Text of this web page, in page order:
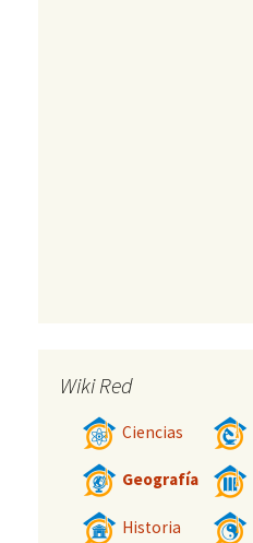
Wiki Red
Ciencias
Geografía
Historia